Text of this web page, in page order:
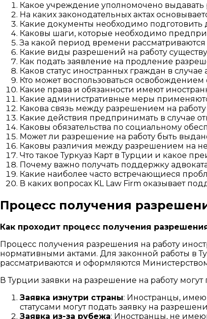
Какое учреждение уполномочено
На каких законодательных актах
Какие документы необходимо
Каковы шаги, которые необходимо
За какой период времени
Какие виды разрешений на работу
Как подать заявление на продление
Каков статус иностранных граждан в
Кто может воспользоваться
Какие права и обязанности имеют
Какие административные меры
Какова связь между разрешением на
Какие действия предпринимать в случае
Каковы обязательства по социальному
Может ли разрешение на работу быть
Каковы различия между разрешением на
Что такое Туркуаз Карт в Турции и какое
Почему важно получать поддержку
Какие наиболее часто встречающиеся
В каких вопросах KL Law Firm оказывает
Процесс получения
Как проходит процесс получения
Процесс получения разрешения на работу
нормативными актами. Для законной работы в
рассматриваются и оформляются
В Турции заявки на разрешение на работу
Заявка изнутри страны: Иностранцы,
статусами могут подать заявку на
Заявка из-за рубежа: Иностранцы, не